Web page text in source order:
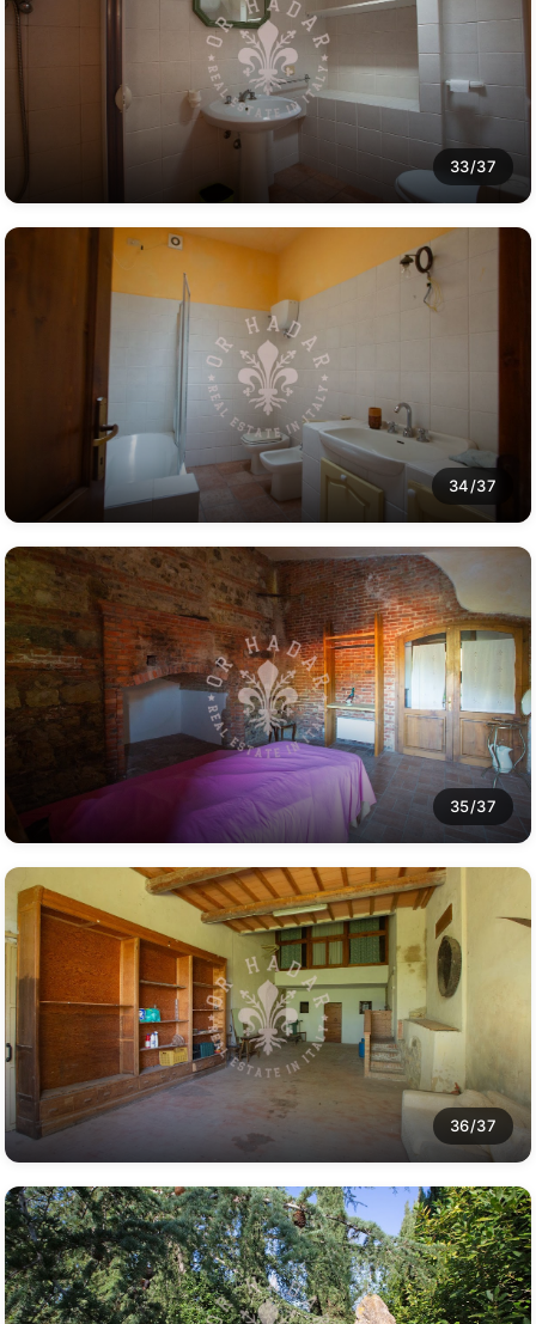
33/37
34/37
35/37
36/37